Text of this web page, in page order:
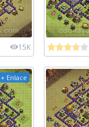
15K
+ Enlace